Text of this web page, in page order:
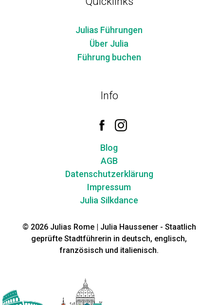
Julias Führungen
Über Julia
Führung buchen
Info
Blog
AGB
Datenschutzerklärung
Impressum
Julia Silkdance
© 2026 Julias Rome | Julia Haussener - Staatlich
geprüfte Stadtführerin in deutsch, englisch,
französisch und italienisch.